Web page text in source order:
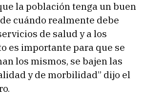
la población tenga un buen
cuándo realmente debe
de salud y a los
es importante para que se
los mismos, se bajen las
y de morbilidad” dijo el